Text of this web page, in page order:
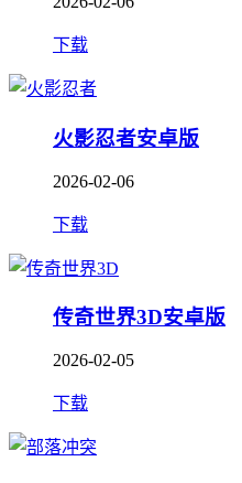
下载
火影忍者安卓版
2026-02-06
下载
传奇世界3D安卓版
2026-02-05
下载